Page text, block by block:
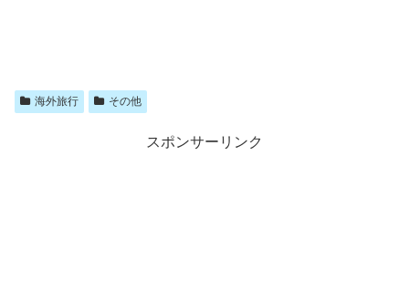
海外旅行 その他
スポンサーリンク